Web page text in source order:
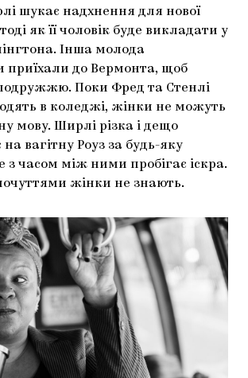
шукає надхнення для нової
як її чоловік буде викладати у
Інша молода
приїхали до Вермонта, щоб
Поки Фред та Стенлі
в коледжі, жінки не можуть
мову. Ширлі різка і дещо
вагітну Роуз за будь-яку
з часом між ними пробігає іскра.
жінки не знають.